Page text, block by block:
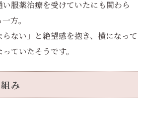
服薬治療を受けていたにも関わら
方。
らない」と絶望感を抱き、横になって
ていたそうです。
み